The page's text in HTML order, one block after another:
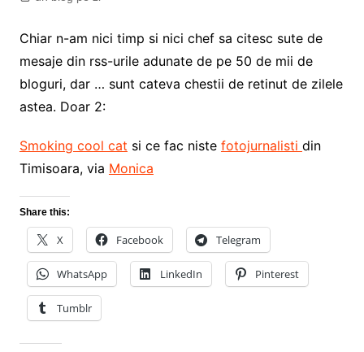
Chiar n-am nici timp si nici chef sa citesc sute de
mesaje din rss-urile adunate de pe 50 de mii de
bloguri, dar … sunt cateva chestii de retinut de zilele
astea. Doar 2:
Smoking cool cat si ce fac niste fotojurnalisti din
Timisoara, via Monica
Share this:
X Facebook Telegram
WhatsApp LinkedIn Pinterest
Tumblr